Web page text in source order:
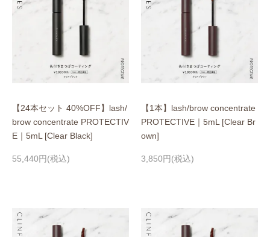
【24本セット 40%OFF】lash/
brow concentrate PROTECTIV
E｜5mL [Clear Black]
55,440円(税込)
【1本】lash/brow concentrate
PROTECTIVE｜5mL [Clear Br
own]
3,850円(税込)